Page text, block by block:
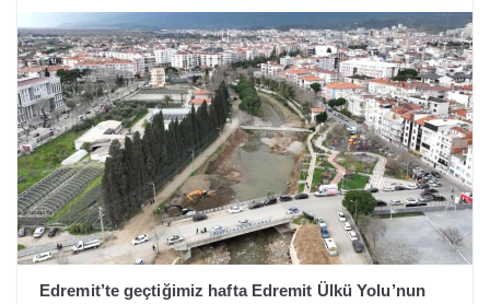
Edremit’te geçtiğimiz hafta Edremit Ülkü Yolu’nun